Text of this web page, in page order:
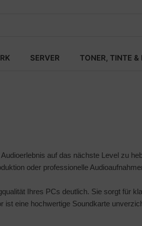
SERVER TONER, TINTE &
auf das nächste Level zu
oder professionelle
Ihres PCs deutlich. Sie sorgt für
eine hochwertige Soundkarte